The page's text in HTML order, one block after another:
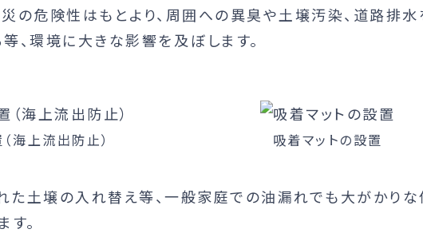
の危険性はもとより、周囲への異臭や土壌汚染、道路排水
、環境に大きな影響を及ぼします。
海上流出防止） 吸着マットの設置
た土壌の入れ替え等、一般家庭での油漏れでも大がかり
。